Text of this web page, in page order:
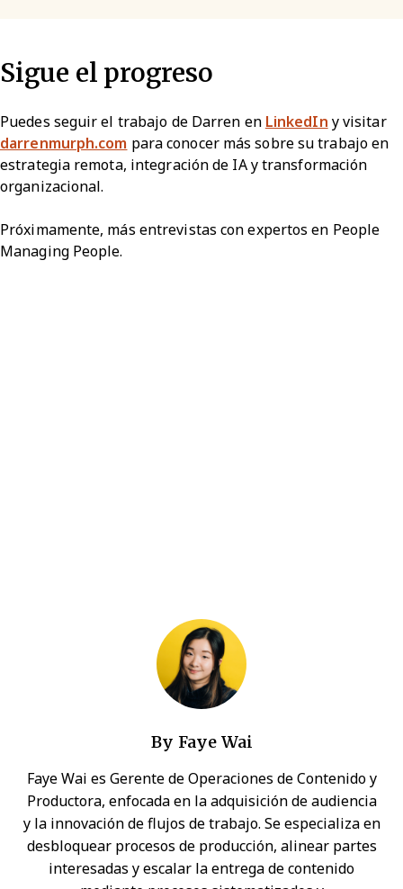
Sigue el progreso
Puedes seguir el trabajo de Darren en LinkedIn y visitar
darrenmurph.com para conocer más sobre su trabajo en
estrategia remota, integración de IA y transformación
organizacional.
Próximamente, más entrevistas con expertos en People
Managing People.
By Faye Wai
Faye Wai es Gerente de Operaciones de Contenido y
Productora, enfocada en la adquisición de audiencia
y la innovación de flujos de trabajo. Se especializa en
desbloquear procesos de producción, alinear partes
interesadas y escalar la entrega de contenido